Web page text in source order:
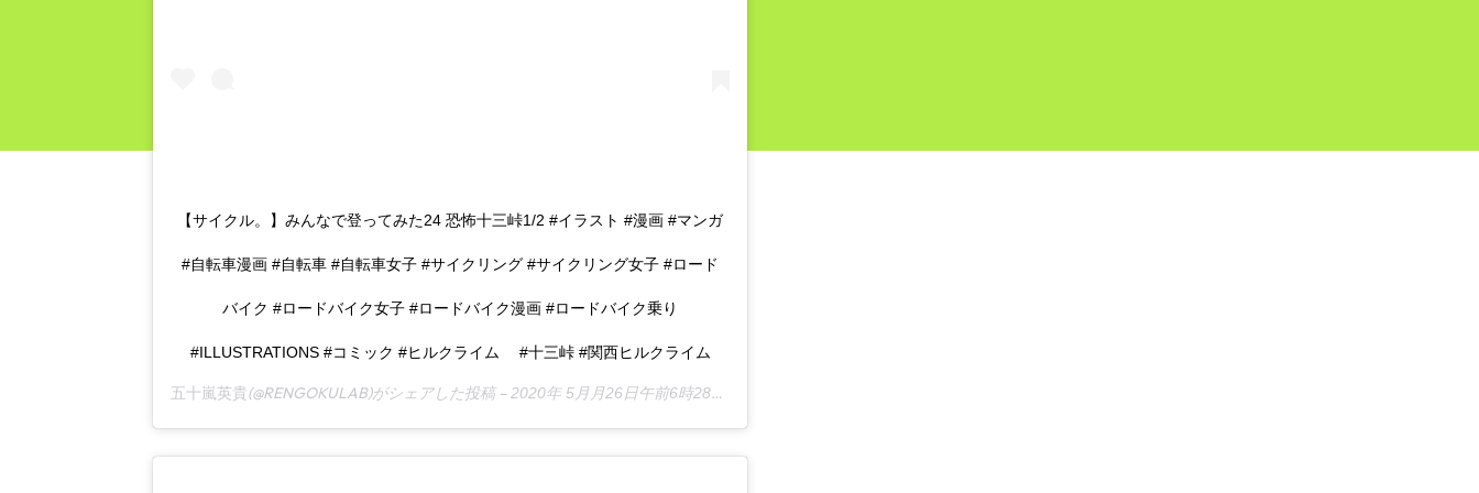
【サイクル。】みんなで登ってみた24 恐怖十三峠1/2 #イラスト #漫画 #マンガ
#自転車漫画 #自転車 #自転車女子 #サイクリング #サイクリング女子 #ロード
バイク #ロードバイク女子 #ロードバイク漫画 #ロードバイク乗り
#ILLUSTRATIONS #コミック #ヒルクライム #十三峠 #関西ヒルクライム
五十嵐英貴 (@RENGOKULAB)がシェアした投稿 –2020年 5月月26日午前6時28分PDT